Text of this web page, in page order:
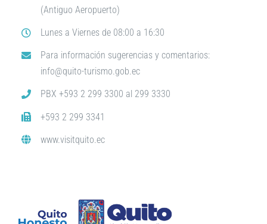
(Antiguo Aeropuerto)
Lunes a Viernes de 08:00 a 16:30
Para información sugerencias y comentarios:
info@quito-turismo.gob.ec
PBX +593 2 299 3300 al 299 3330
+593 2 299 3341
www.visitquito.ec